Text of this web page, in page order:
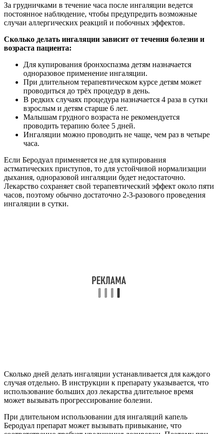
За грудничками в течение часа после ингаляции ведется
постоянное наблюдение, чтобы предупредить возможные
случаи аллергических реакций и побочных эффектов.
Сколько делать ингаляции зависит от течения болезни и
возраста пациента:
Для купирования бронхоспазма детям назначается
одноразовое применение ингаляции.
При длительном терапевтическом курсе детям может
проводиться до трёх процедур в день.
В редких случаях процедура назначается 4 раза в сутки
взрослым и детям старше 6 лет.
Малышам грудного возраста не рекомендуется
проводить терапию более 5 дней.
Ингаляции можно проводить не чаще, чем раз в четыре
часа.
Если Беродуал применяется не для купирования
астматических приступов, то для устойчивой нормализации
дыхания, одноразовой ингаляции будет недостаточно.
Лекарство сохраняет свой терапевтический эффект около пяти
часов, поэтому обычно достаточно 2-3-разового проведения
ингаляции в сутки.
Сколько дней делать ингаляции устанавливается для каждого
случая отдельно. В инструкции к препарату указывается, что
использование больших доз лекарства длительное время
может вызывать прогрессирование болезни.
При длительном использовании для ингаляций капель
Беродуал препарат может вызывать привыкание, что